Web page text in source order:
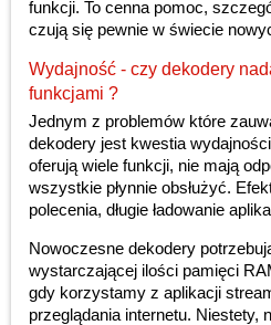
funkcji. To cenna pomoc,
czują się pewnie w świecie
Wydajność - czy dekodery
funkcjami ?
Jednym z problemów które
dekodery jest kwestia
oferują wiele funkcji, nie mają
wszystkie płynnie obsłużyć.
polecenia, długie ładowanie
Nowoczesne dekodery
wystarczającej ilości pamięci
gdy korzystamy z aplikacji
przeglądania internetu. Niestety,